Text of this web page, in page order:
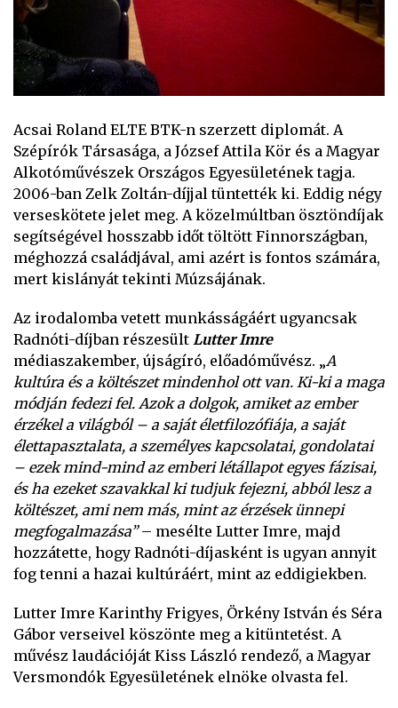
Acsai Roland ELTE BTK-n szerzett diplomát. A
Szépírók Társasága, a József Attila Kör és a Magyar
Alkotóművészek Országos Egyesületének tagja.
2006-ban Zelk Zoltán-díjjal tüntették ki. Eddig négy
verseskötete jelet meg. A közelmúltban ösztöndíjak
segítségével hosszabb időt töltött Finnországban,
méghozzá családjával, ami azért is fontos számára,
mert kislányát tekinti Múzsájának.
Az irodalomba vetett munkásságáért ugyancsak
Radnóti-díjban részesült Lutter Imre
médiaszakember, újságíró, előadóművész. „A
kultúra és a költészet mindenhol ott van. Ki-ki a maga
módján fedezi fel. Azok a dolgok, amiket az ember
érzékel a világból – a saját életfilozófiája, a saját
élettapasztalata, a személyes kapcsolatai, gondolatai
– ezek mind-mind az emberi létállapot egyes fázisai,
és ha ezeket szavakkal ki tudjuk fejezni, abból lesz a
költészet, ami nem más, mint az érzések ünnepi
megfogalmazása”– mesélte Lutter Imre, majd
hozzátette, hogy Radnóti-díjasként is ugyan annyit
fog tenni a hazai kultúráért, mint az eddigiekben.
Lutter Imre Karinthy Frigyes, Örkény István és Séra
Gábor verseivel köszönte meg a kitüntetést. A
művész laudációját Kiss László rendező, a Magyar
Versmondók Egyesületének elnöke olvasta fel.